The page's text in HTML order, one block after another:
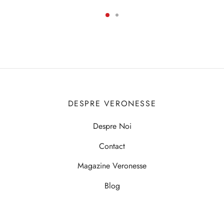
DESPRE VERONESSE
Despre Noi
Contact
Magazine Veronesse
Blog